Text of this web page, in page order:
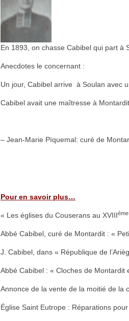
En 1893, on chasse Cabibel qui part à
Anecdotes le concernant :
Un jour, Cabibel arrive à Soulan avec
Cabibel avait une maîtresse à
– Jean-Marie Pïquemal: curé de
Pour en savoir plus…
« Les églises du Couserans au XVIIIème
Abbé Cabibel, curé de Montardit : «
J. Cabibel, dans « République de
Abbé Cabibel : « Cloches de Montardit
Annonce de la vente de la moitié de la
Église Saint Eutrope : Réparations